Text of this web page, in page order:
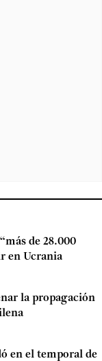
de 28.000
en Ucrania
la propagación
en el temporal de